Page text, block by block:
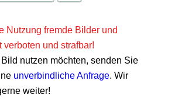
Nutzung fremde Bilder und
verboten und strafbar!
nutzen möchten, senden Sie
unverbindliche Anfrage. Wir
weiter!